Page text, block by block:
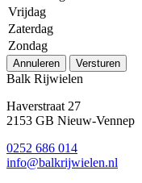
Vrijdag
Zaterdag
Zondag
Annuleren Versturen
Balk Rijwielen
Haverstraat 27
2153 GB Nieuw-Vennep
0252 686 014
info@balkrijwielen.nl